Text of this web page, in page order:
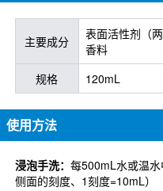
主要成分
表面活性剂（
香料
规格
120mL
使用方法
浸泡手洗： 每500mL水或温
侧面的刻度、1刻度=10mL）